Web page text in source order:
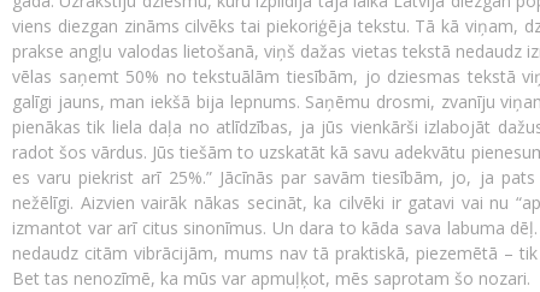
viens diezgan zināms cilvēks tai piekoriģēja tekstu. Tā kā viņam,
prakse angļu valodas lietošanā, viņš dažas vietas tekstā nedaudz
vēlas saņemt 50% no tekstuālām tiesībām, jo dziesmas tekstā
galīgi jauns, man iekšā bija lepnums. Saņēmu drosmi, zvanīju
pienākas tik liela daļa no atlīdzības, ja jūs vienkārši izlabojāt
radot šos vārdus. Jūs tiešām to uzskatāt kā savu adekvātu
es varu piekrist arī 25%.” Jācīnās par savām tiesībām, jo, ja
nežēlīgi. Aizvien vairāk nākas secināt, ka cilvēki ir gatavi vai nu
izmantot var arī citus sinonīmus. Un dara to kāda sava labuma
nedaudz citām vibrācijām, mums nav tā praktiskā, piezemētā –
Bet tas nenozīmē, ka mūs var apmuļķot, mēs saprotam šo nozari.